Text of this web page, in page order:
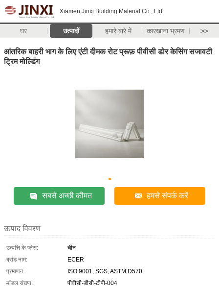
Xiamen Jinxi Building Material Co., Ltd.
घर उत्पादों हमारे बारे में कारखाना भ्रमण >>
आंतरिक बाहरी भाग के लिए एंटी दीमक रोट प्रूफ़ पीवीसी डोर केसिंग सजावटी
ट्रिम मोल्डिंग
सबसे अच्छी कीमत हमसे संपर्क करें
उत्पाद विवरण
उत्पत्ति के प्लेस:
चीन
ब्रांड नाम:
ECER
प्रमाणन:
ISO 9001, SGS, ASTM D570
मॉडल संख्या:
पीवीसी-डीसी-टीपी-004